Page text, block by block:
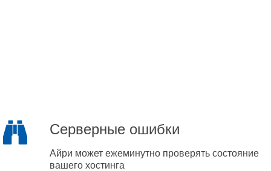
Серверные ошибки
Айри может ежеминутно проверять состояние
вашего хостинга